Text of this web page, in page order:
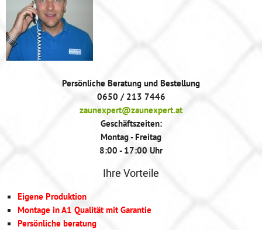
Persönliche Beratung und Bestellung
0650 / 213 7446
zaunexpert@zaunexpert.at
Geschäftszeiten:
Montag - Freitag
8:00 - 17:00 Uhr
Ihre Vorteile
Eigene Produktion
Montage in A1 Qualität mit Garantie
Persönliche beratung